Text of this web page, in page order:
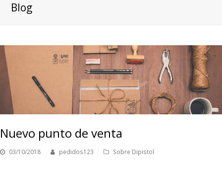
Blog
Nuevo punto de venta
03/10/2018 pedidos123 Sobre Dipistol